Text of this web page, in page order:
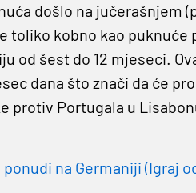
došlo na jučerašnjem
toliko kobno kao
od šest do 12 mjeseci.
dana što znači da će
Portugala u
na Germaniji (Igraj